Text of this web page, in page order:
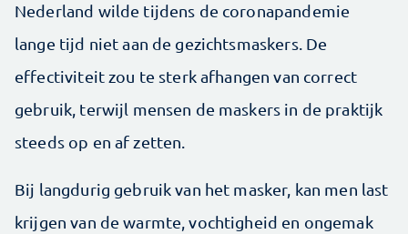
Nederland wilde tijdens de coronapandemie
lange tijd niet aan de gezichtsmaskers. De
effectiviteit zou te sterk afhangen van correct
gebruik, terwijl mensen de maskers in de praktijk
steeds op en af zetten.
Bij langdurig gebruik van het masker, kan men last
krijgen van de warmte, vochtigheid en ongemak